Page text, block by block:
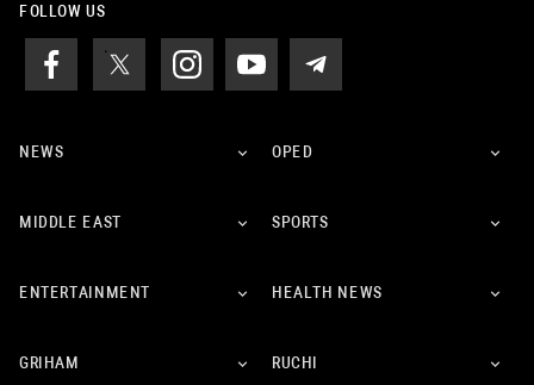
FOLLOW US
NEWS OPED
MIDDLE EAST SPORTS
ENTERTAINMENT HEALTH NEWS
GRIHAM RUCHI